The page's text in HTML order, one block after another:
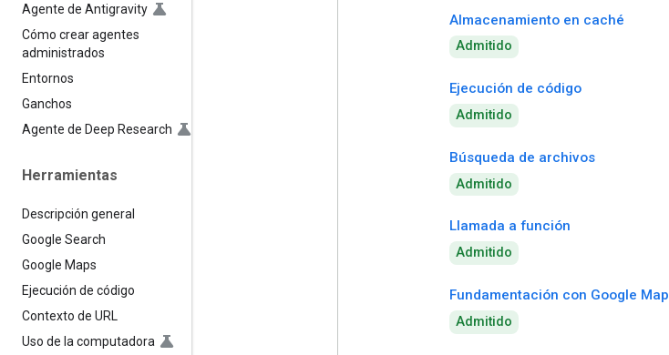
Agente de Antigravity
Cómo crear agentes
administrados
Entornos
Ganchos
Agente de Deep Research
Herramientas
Descripción general
Google Search
Google Maps
Ejecución de código
Contexto de URL
Uso de la computadora
Almacenamiento en caché
Admitido
Ejecución de código
Admitido
Búsqueda de archivos
Admitido
Llamada a función
Admitido
Fundamentación con Google
Admitido